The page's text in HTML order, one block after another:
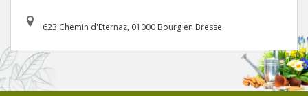
623 Chemin d'Eternaz, 01000 Bourg en Bresse